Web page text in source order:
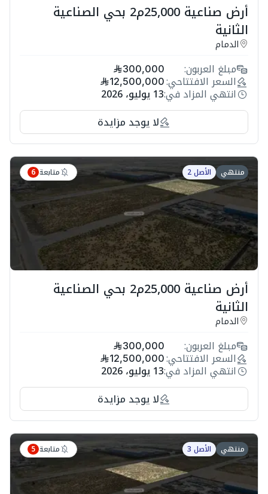
أرض صناعية 25,000م2 بحي الصناعية
الثانية
الدمام
مبلغ العربون: 300,000
السعر الافتتاحي: 12,500,000
انتهي المزاد في:13 يوليو، 2026
لا يوجد مزايدة
منتهي الأصل 2 متابعة 6
أرض صناعية 25,000م2 بحي الصناعية
الثانية
الدمام
مبلغ العربون: 300,000
السعر الافتتاحي: 12,500,000
انتهي المزاد في:13 يوليو، 2026
لا يوجد مزايدة
منتهي الأصل 3 متابعة 5